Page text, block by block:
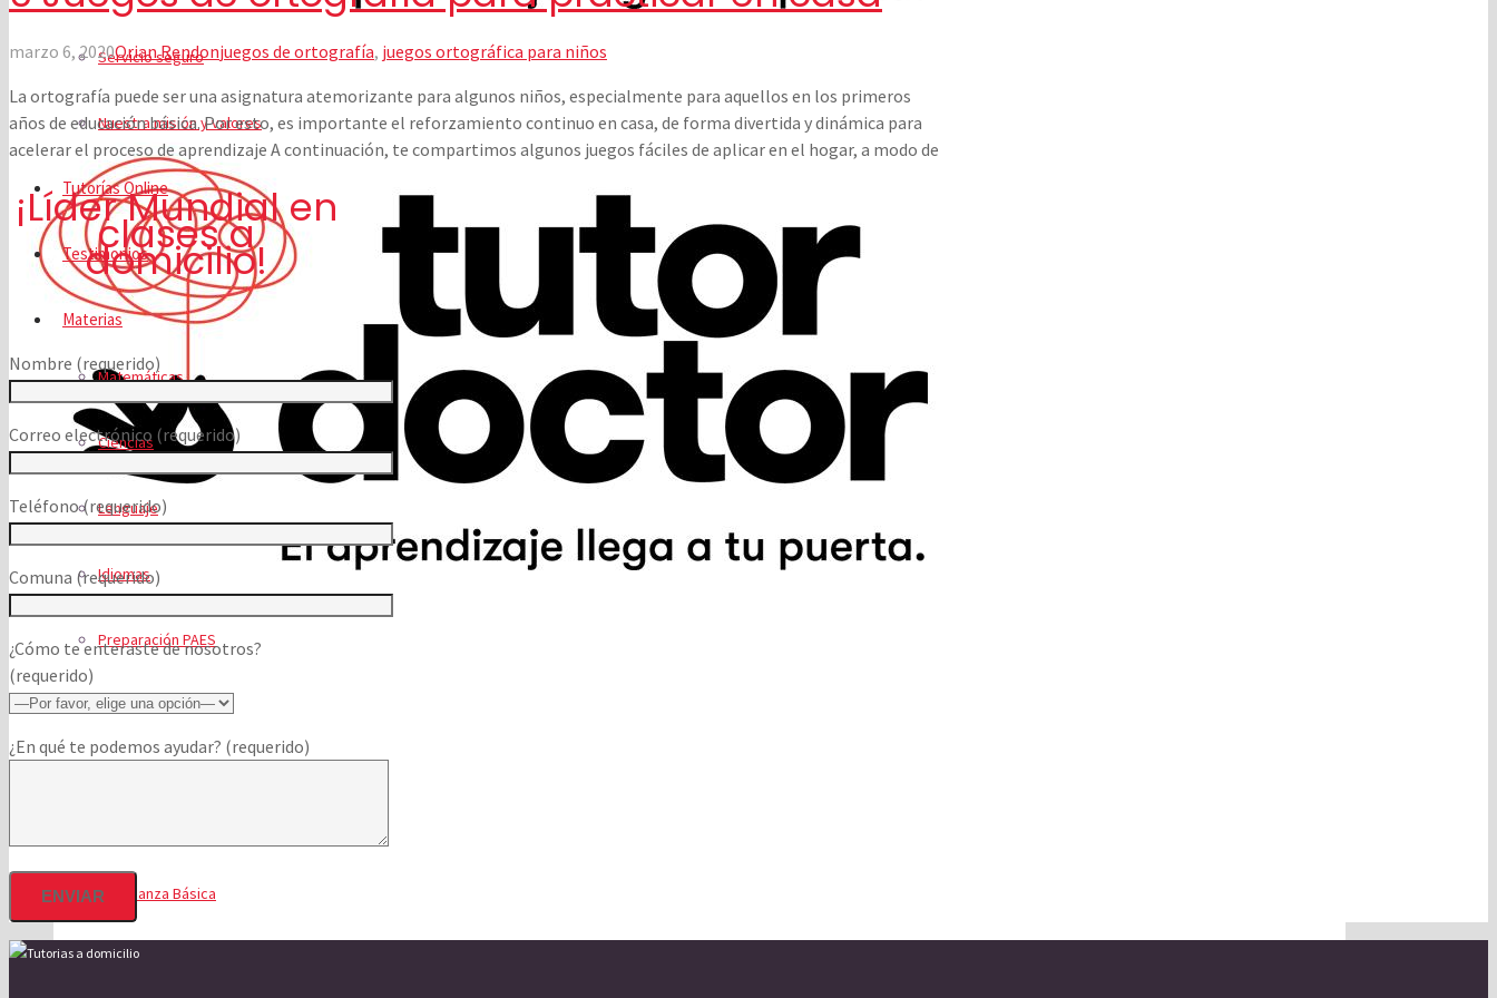
Servicio seguro
Nuestra misión y valores
Tutorías Online
Testimonios
Materias
Matemáticas
Ciencias
Lenguaje
Idiomas
Preparación PAES
Home School
Enseñanza Básica
Enseñanza Media
marzo 6, 2020Orian Rendonjuegos de ortografía, juegos ortográfica para niños
La ortografía puede ser una asignatura atemorizante para algunos niños, especialmente para aquellos en los primeros
años de educación básica. Por esto, es importante el reforzamiento continuo en casa, de forma divertida y dinámica para
acelerar el proceso de aprendizaje A continuación, te compartimos algunos juegos fáciles de aplicar en el hogar, a modo de
¡Líder Mundial en
clases a
domicilio!
Nombre (requerido)
Correo electrónico (requerido)
Teléfono (requerido)
Comuna (requerido)
¿Cómo te enteraste de nosotros?
(requerido)
¿En qué te podemos ayudar? (requerido)